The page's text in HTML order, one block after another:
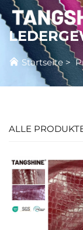
Startseite >
ALLE